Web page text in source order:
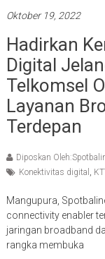
Oktober 19, 2022
Hadirkan
Digital
Telkomsel
Layanan
Terdepan
Diposkan
Konektivitas digital ,
Mangupura,
connectivity enabler
jaringan broadband
rangka membuka